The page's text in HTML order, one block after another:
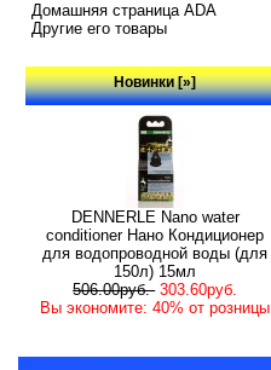
Домашняя страница ADA
Другие его товары
Новинки [»]
DENNERLE Nano water
conditioner Нано Кондиционер
для водопроводной воды (для
150л) 15мл
506.00руб. 303.60руб.
Вы экономите: 40% от розницы